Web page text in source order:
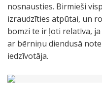
nosnausties. Birmieši
izraudzīties atpūtai, un
bomzi te ir ļoti relatīva,
ar bērniņu diendusā
iedzīvotāja.